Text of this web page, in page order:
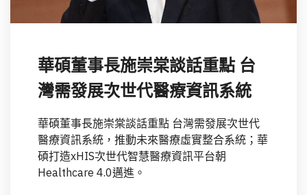
華碩董事長施崇棠談話重點 台
灣需發展次世代醫療資訊系統
華碩董事長施崇棠談話重點 台灣需發展次世代
醫療資訊系統，推動未來醫療虛實整合系統；華
碩打造xHIS次世代智慧醫療資訊平台朝
Healthcare 4.0邁進。